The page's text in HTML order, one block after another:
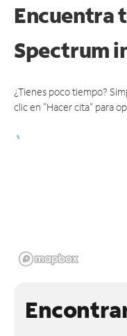
Encuentra
Spectrum
¿Tienes poco tiempo?
clic en "Hacer cita" para